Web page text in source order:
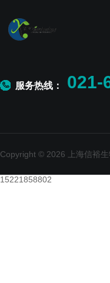
服务热线： 021-
Copyright © 2026 上海信裕
15221858802